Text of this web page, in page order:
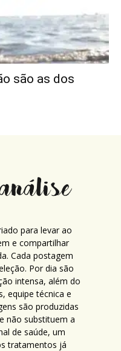
são as dos
para levar ao
e compartilhar
Cada postagem
Por dia são
intensa, além do
equipe técnica e
são produzidas
não substituem a
de saúde, um
tratamentos já